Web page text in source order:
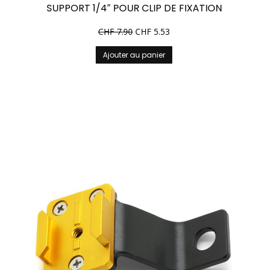
SUPPORT 1/4″ POUR CLIP DE FIXATION
CHF7.90 CHF 5.53
Ajouter au panier